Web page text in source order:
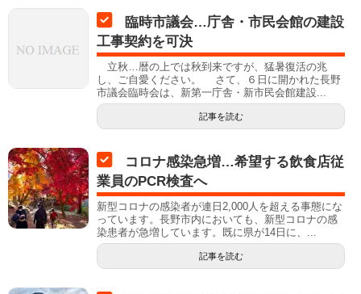
臨時市議会…庁舎・市民会館の建設
工事契約を可決
立秋…暦の上では秋到来ですが、猛暑復活の兆
し、ご自愛ください。 さて、６日に開かれた長野
市議会臨時会は、新第一庁舎・新市民会館建設...
記事を読む
コロナ感染急増…希望する飲食店従
業員のPCR検査へ
新型コロナの感染者が連日2,000人を超える事態にな
っています。長野市内においても、新型コロナの感
染患者が急増しています。既に県が14日に、...
記事を読む